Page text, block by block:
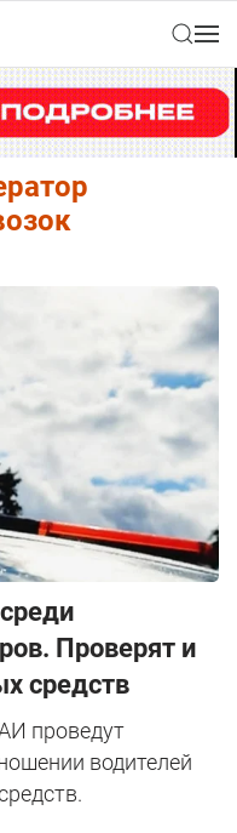
Проверят и
средств
проведут
водителей